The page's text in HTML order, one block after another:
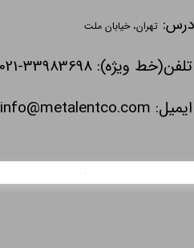
تهران، خیابان ملت
تلفن(خط ویژه): 33983698-021
ایمیل: info@metalentco.com